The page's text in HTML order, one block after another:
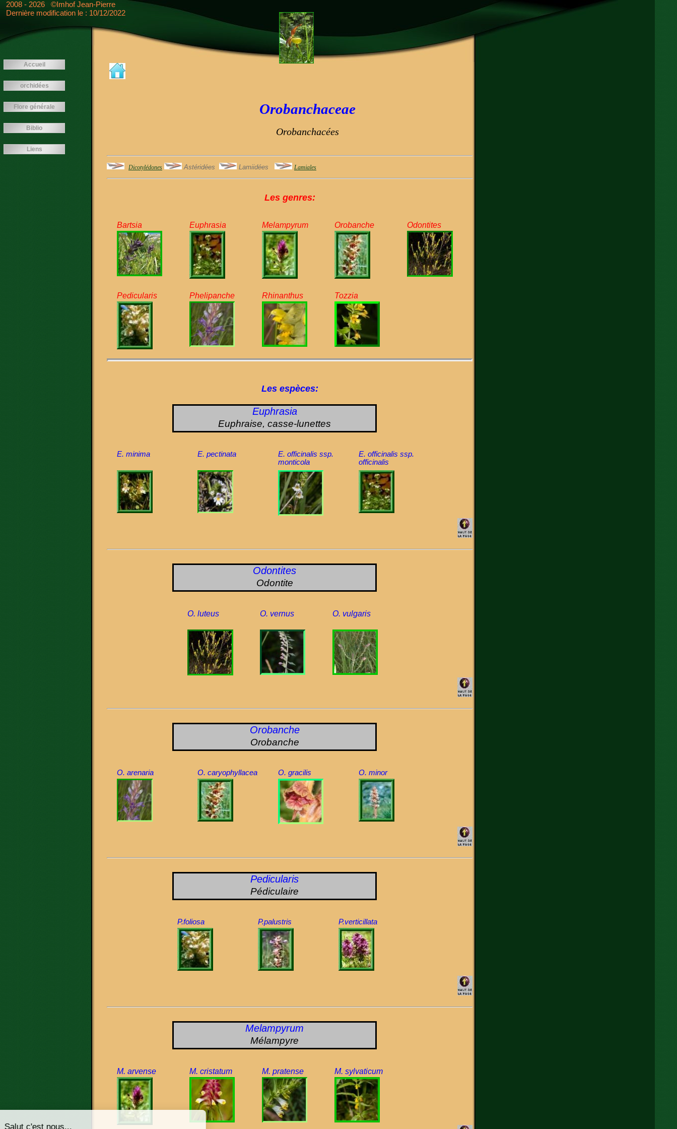
<---- -->
Accueil
orchidées
Flore générale
Biblio
Liens
Orobanchaceae
Orobanchacées
2008 - 2026 ©Imhof Jean-Pierre
Dernière modification le : 10/12/2022
Dicotylédones Astéridées Lamiidées Lamiales
Les genres:
Bartsia Euphrasia Melampyrum Orobanche Odontites
Pedicularis Phelipanche Rhinanthus Tozzia
Les espèces:
Euphrasia
Euphraise, casse-lunettes
E. minima E. pectinata
E. officinalis ssp.
monticola
E. officinalis ssp.
officinalis
Odontites
Odontite
O. luteus O. vernus O. vulgaris
Orobanche
Orobanche
O. arenaria O. caryophyllacea O. gracilis O. minor
Pedicularis
Pédiculaire
P.foliosa P.palustris P.verticillata
Melampyrum
Mélampyre
M. arvense M. cristatum M. pratense M. sylvaticum